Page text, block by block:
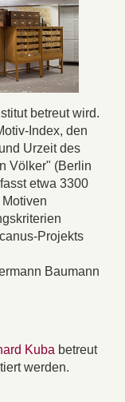
betreut wird.
Index, den
Urzeit des
Völker" (Berlin
etwa 3300
Projekts
Baumann
Kuba betreut
werden.